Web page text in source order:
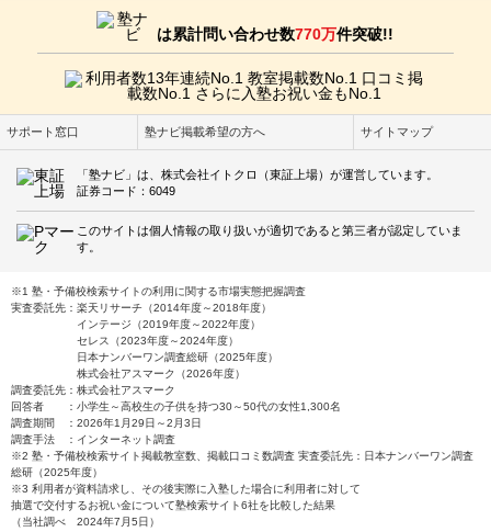
は累計問い合わせ数770万件突破!!
サポート窓口 塾ナビ掲載希望の方へ サイトマップ
「塾ナビ」は、株式会社イトクロ（東証上場）が運営しています。
証券コード：6049
このサイトは個人情報の取り扱いが適切であると第三者が認定していま
す。
※1 塾・予備校検索サイトの利用に関する市場実態把握調査
実査委託先：楽天リサーチ（2014年度～2018年度）
インテージ（2019年度～2022年度）
セレス（2023年度～2024年度）
日本ナンバーワン調査総研（2025年度）
株式会社アスマーク（2026年度）
調査委託先：株式会社アスマーク
回答者 ：小学生～高校生の子供を持つ30～50代の女性1,300名
調査期間 ：2026年1月29日～2月3日
調査手法 ：インターネット調査
※2 塾・予備校検索サイト掲載教室数、掲載口コミ数調査 実査委託先：日本ナンバーワン調査
総研（2025年度）
※3 利用者が資料請求し、その後実際に入塾した場合に利用者に対して
抽選で交付するお祝い金について塾検索サイト6社を比較した結果
（当社調べ 2024年7月5日）